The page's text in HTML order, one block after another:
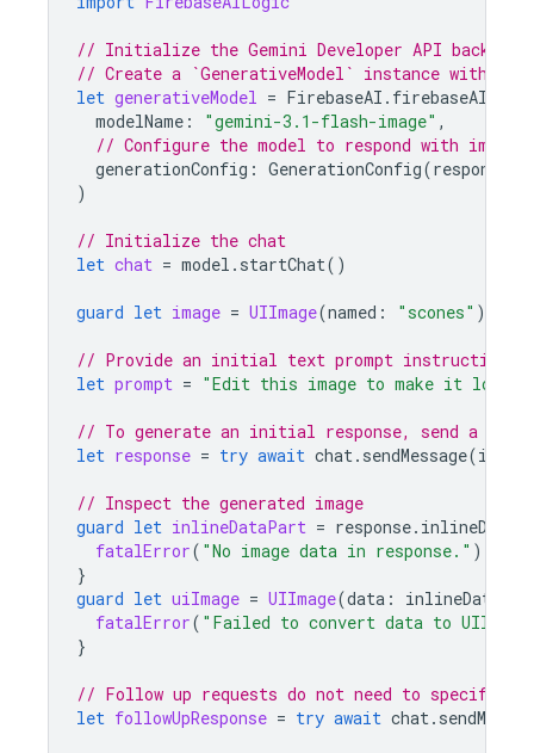
// Initialize the Gemini Developer API backend
// Create a `GenerativeModel` instance with a
let generativeModel = FirebaseAI . firebaseAI
modelName : "gemini-3.1-flash-image" ,
// Configure the model to respond with
generationConfig : GenerationConfig(
)
// Initialize the chat
let chat = model . startChat()
guard let image = UIImage(named : "scones" )
// Provide an initial text prompt instructing
let prompt = "Edit this image to make it look
// To generate an initial response, send a user
let response = try await chat. sendMessage(image
// Inspect the generated image
guard let inlineDataPart = response.
fatalError( "No image data in response." )
}
guard let uiImage = UIImage(data :
fatalError( "Failed to convert data to
}
// Follow up requests do not need to specify
let followUpResponse = try await chat.